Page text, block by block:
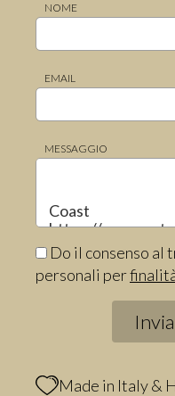
NOME
EMAIL
MESSAGGIO
Do il consenso al
personali per
Made in Italy &